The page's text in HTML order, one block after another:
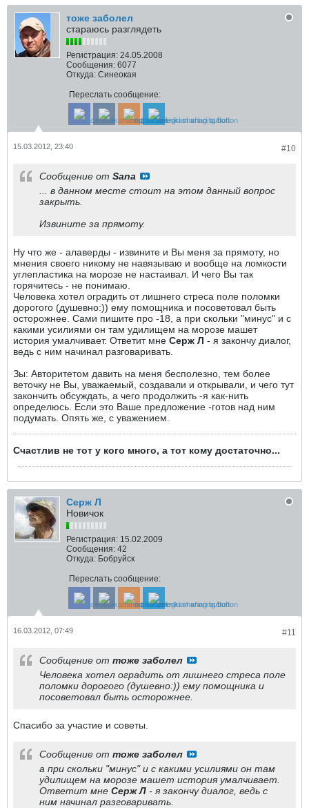
тоже заболел
стараюсь разглядеть
Регистрация: 24.05.2008
Сообщения: 6077
Откуда: Синеокая
Переслать сообщение:
#10
15.03.2012, 23:40
Сообщение от Sana
... в данном месте стоит на этом данный вопрос
закрыть.
Извините за прямоту.
Ну что же - алаверды - извините и Вы меня за прямоту, но
мнения своего никому не навязываю и вообще на ломкости
углепластика на морозе не настаивал. И чего Вы так
горячитесь - не понимаю.
Человека хотел оградить от лишнего стреса поле поломки
дорогого (душевно:)) ему помощника и посоветовал быть
осторожнее. Сами пишите про -18, а при скольки "минус" и с
какими усилиями он там удилищем на морозе машет
история умалчивает. Ответит мне Серж Л - я закончу диалог,
ведь с ним начинал разговаривать.
Зы: Авторитетом давить на меня бесполезно, тем более
веточку не Вы, уважаемый, создавали и открывали, и чего тут
закончить обсуждать, а чего продолжить -я как-нить
определюсь. Если это Ваше предложение -готов над ним
подумать. Опять же, с уважением.
Счастлив не тот у кого много, а тот кому достаточно...
Серж Л
Новичок
Регистрация: 15.02.2009
Сообщения: 42
Откуда: Бобруйск
Переслать сообщение:
#11
16.03.2012, 07:49
Сообщение от тоже заболел
Человека хотел оградить от лишнего стреса поле
поломки дорогого (душевно:)) ему помощника и
посоветовал быть осторожнее.
Спасибо за участие и советы.
Сообщение от тоже заболел
а при скольки "минус" и с какими усилиями он там
удилищем на морозе машет история умалчивает.
Ответит мне Серж Л - я закончу диалог, ведь с
ним начинал разговаривать.